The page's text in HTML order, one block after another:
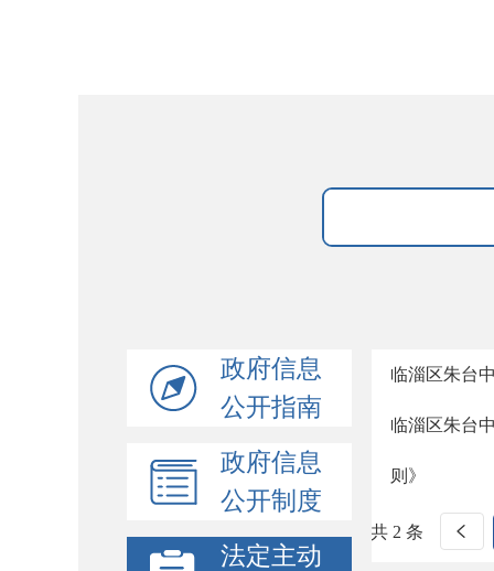
政府信息
公开指南
政府信息
公开制度
法定主动
临淄区朱台
临淄区朱台
则》
共 2 条